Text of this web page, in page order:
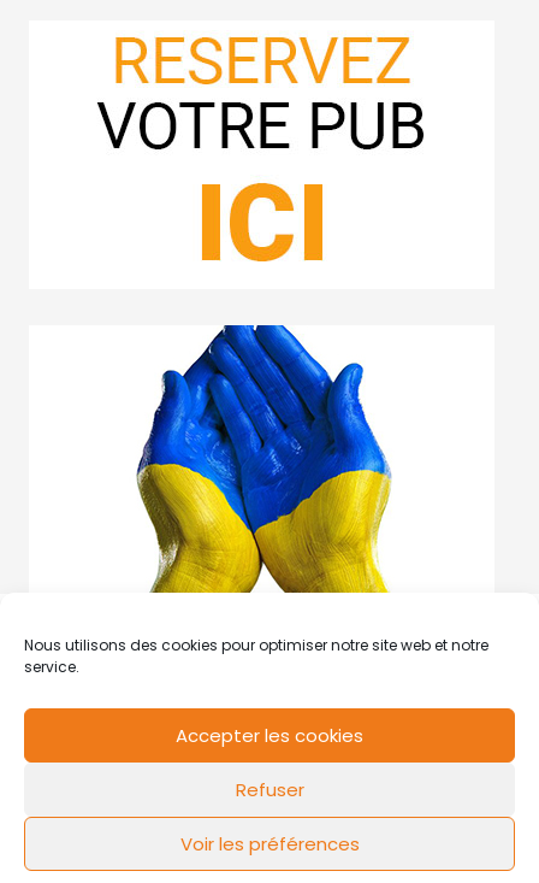
Nous utilisons des cookies pour optimiser notre site web et notre
service.
Accepter les cookies
Refuser
Voir les préférences
Mentions légales Politique de cookies
FLOW44